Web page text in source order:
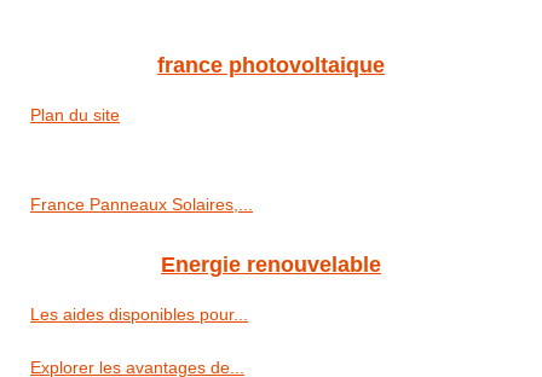
france photovoltaique
Plan du site
France Panneaux Solaires,...
Energie renouvelable
Les aides disponibles pour...
Explorer les avantages de...